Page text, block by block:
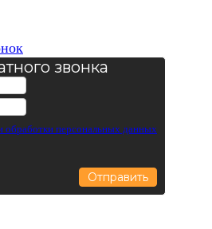
звонка
обработки персональных данных
Отправить